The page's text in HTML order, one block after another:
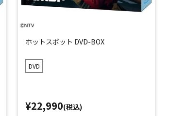
ホットスポット DVD-BOX
DVD
¥22,990(税込)